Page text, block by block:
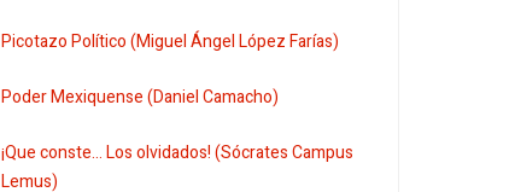
Picotazo Político (Miguel Ángel López Farías)
Poder Mexiquense (Daniel Camacho)
¡Que conste... Los olvidados! (Sócrates Campus
Lemus)